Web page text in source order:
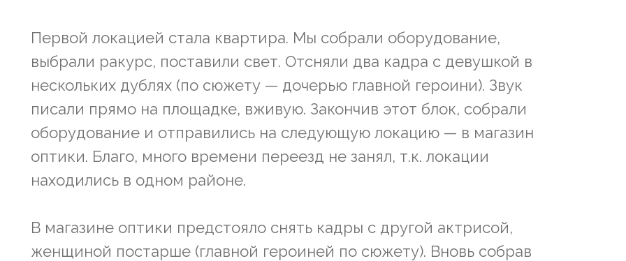
Первой локацией стала квартира. Мы собрали оборудование,
выбрали ракурс, поставили свет. Отсняли два кадра с девушкой в
нескольких дублях (по сюжету — дочерью главной героини). Звук
писали прямо на площадке, вживую. Закончив этот блок, собрали
оборудование и отправились на следующую локацию — в магазин
оптики. Благо, много времени переезд не занял, т.к. локации
находились в одном районе.
В магазине оптики предстояло снять кадры с другой актрисой,
женщиной постарше (главной героиней по сюжету). Вновь собрав